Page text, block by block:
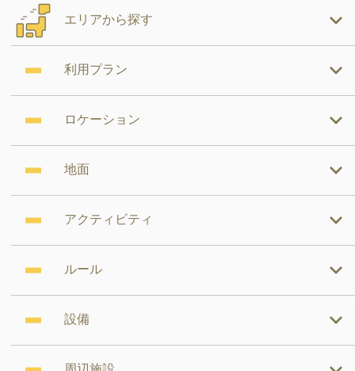
エリアから探す
利用プラン
ロケーション
地面
アクティビティ
ルール
設備